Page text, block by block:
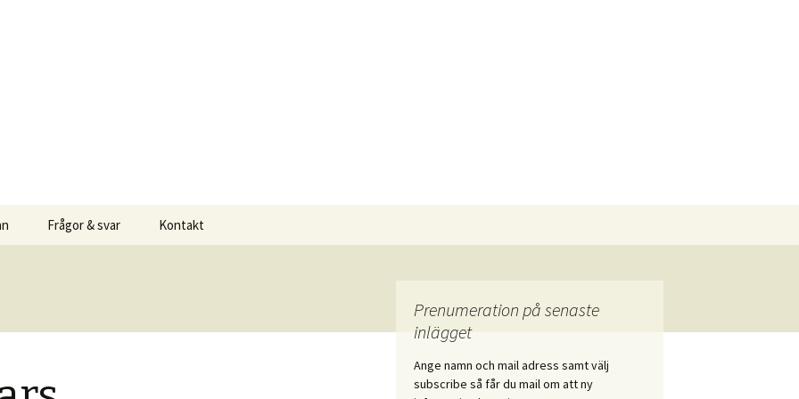
Frågor & svar Kontakt
Prenumeration på senaste
inlägget
Ange namn och mail adress samt välj
subscribe så får du mail om att ny